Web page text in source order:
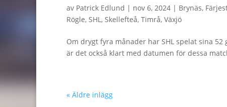
av Patrick Edlund | nov 6, 2024 | Brynäs,
Rögle, SHL, Skellefteå, Timrå, Växjö
Om drygt fyra månader har SHL spelat sina
är det också klart med datumen för dessa
« Äldre inlägg